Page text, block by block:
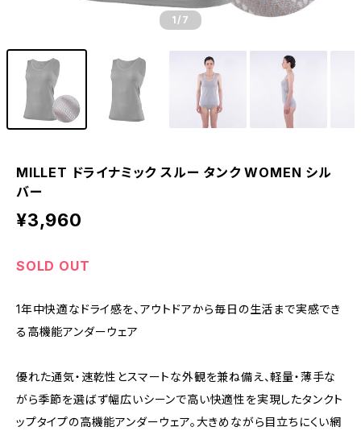
1 /7
MILLET ドライナミック スルー タンク WOMEN シル
バー
¥3,960
SOLD OUT
1年中快適なドライ感を、アウトドアから毎日の生活まで実感でき
る高機能アンダーウェア
優れた通気・速乾性とスマートな外観を兼ね備え、軽量・薄手な
がら季節を選ばず幅広いシーンで高い快適性を実現したタンクト
ップタイプの高機能アンダーウェア。大きめながら目立ちにくい網